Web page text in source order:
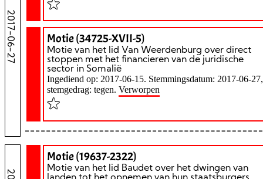
2017-06-27 Motie (34725-XVII-5)
Motie van het lid Van Weerdenburg over direct
stoppen met het financieren van de juridische
sector in Somalië
Ingediend op: 2017-06-15. Stemmingsdatum: 2017-06-27,
stemgedrag: tegen. Verworpen
Motie (19637-2322)
Motie van het lid Baudet over het dwingen van